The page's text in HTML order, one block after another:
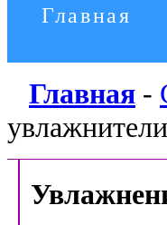
Главная
Главная -